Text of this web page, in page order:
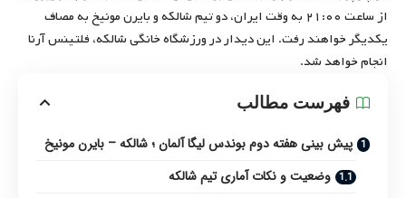
از ساعت ۲۱:۰۰ به وقت ایران،‌ دو تیم شالکه و بایرن مونیخ به مصاف
یکدیگر خواهند رفت. این دیدار در ورزشگاه خانگی شالکه،‌ فلتینس آرنا
انجام خواهد شد.
فهرست مطالب
پیش بینی هفته دوم بوندس لیگا آلمان ؛‌ شالکه – بایرن مونیخ
وضعیت و نکات آماری تیم شالکه